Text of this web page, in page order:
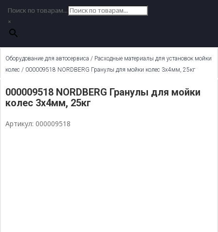
Поиск по товарам...
×
Оборудование для автосервиса / Расходные материалы для установок мойки
колес / 000009518 NORDBERG Гранулы для мойки колес 3х4мм, 25кг
000009518 NORDBERG Гранулы для мойки
колес 3х4мм, 25кг
Артикул: 000009518